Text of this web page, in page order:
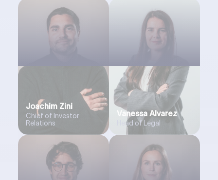
Joachim Zini
Chief of Investor
Relations
Vanessa Alvarez
Head of Legal